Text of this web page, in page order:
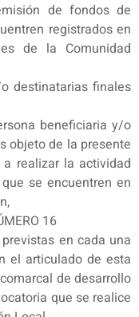
de fondos de
registrados en
de la Comunidad
destinatarias finales
beneficiaria y/o
objeto de la presente
realizar la actividad
se encuentren en
16
en cada una
el articulado de esta
de desarrollo
que se realice